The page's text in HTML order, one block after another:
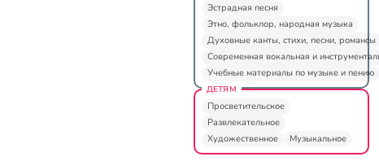
Эстрадная песня
Этно, фольклор, народная музыка
Духовные канты, стихи, песни, романсы
Современная вокальная и
Учебные материалы по музыке и пению
ДЕТЯМ
Просветительское
Развлекательное
Художественное
Музыкальное